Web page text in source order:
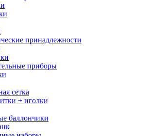
принадлежности
приборы
сетка
+ иголки
баллончики